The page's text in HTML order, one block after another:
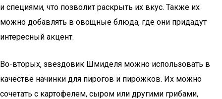
и специями, что позволит раскрыть их вкус. Также их
можно добавлять в овощные блюда, где они придадут
интересный акцент.
Во-вторых, звездовик Шмиделя можно использовать в
качестве начинки для пирогов и пирожков. Их можно
сочетать с картофелем, сыром или другими грибами,